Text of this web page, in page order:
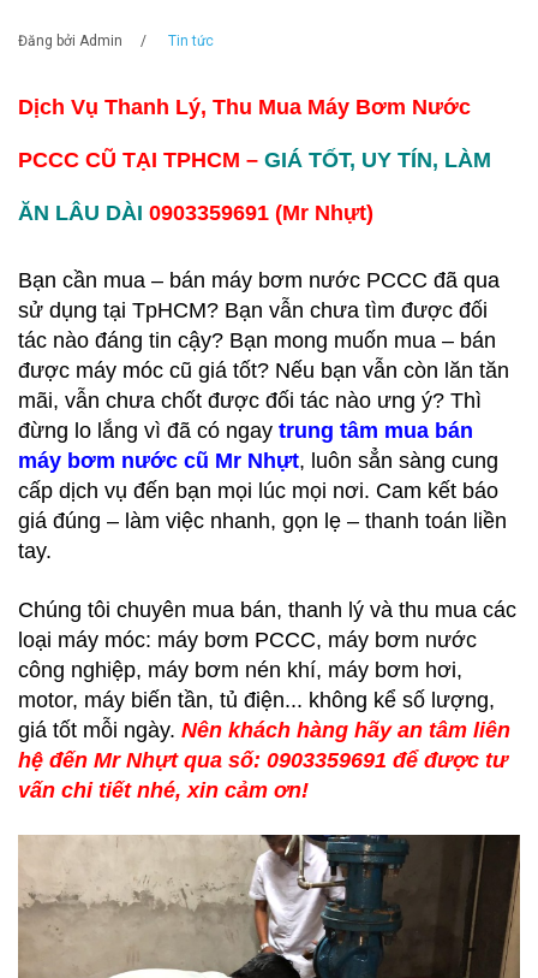
Đăng bởi Admin / Tin tức
Dịch Vụ Thanh Lý, Thu Mua Máy Bơm Nước
PCCC CŨ TẠI TPHCM – GIÁ TỐT, UY TÍN, LÀM
ĂN LÂU DÀI 0903359691 (Mr Nhựt)
Bạn cần mua – bán máy bơm nước PCCC đã qua
sử dụng tại TpHCM? Bạn vẫn chưa tìm được đối
tác nào đáng tin cậy? Bạn mong muốn mua – bán
được máy móc cũ giá tốt? Nếu bạn vẫn còn lăn tăn
mãi, vẫn chưa chốt được đối tác nào ưng ý? Thì
đừng lo lắng vì đã có ngay trung tâm mua bán
máy bơm nước cũ Mr Nhựt, luôn sẳn sàng cung
cấp dịch vụ đến bạn mọi lúc mọi nơi. Cam kết báo
giá đúng – làm việc nhanh, gọn lẹ – thanh toán liền
tay.
Chúng tôi chuyên mua bán, thanh lý và thu mua các
loại máy móc: máy bơm PCCC, máy bơm nước
công nghiệp, máy bơm nén khí, máy bơm hơi,
motor, máy biến tần, tủ điện... không kể số lượng,
giá tốt mỗi ngày. Nên khách hàng hãy an tâm liên
hệ đến Mr Nhựt qua số: 0903359691 để được tư
vấn chi tiết nhé, xin cảm ơn!